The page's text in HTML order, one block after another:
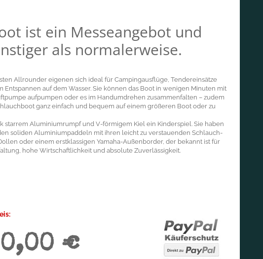
ist ein Messeangebot und
als normalerweise.
Allrounder eigenen sich ideal für Campingausflüge, Tendereinsätze
Entspannen auf dem Wasser. Sie können das Boot in wenigen Minuten mit
aufpumpen oder es im Handumdrehen zusammenfalten – zudem
ganz einfach und bequem auf einem größeren Boot oder zu
starrem Aluminiumrumpf und V-förmigem Kiel ein Kinderspiel. Sie haben
soliden Aluminiumpaddeln mit ihren leicht zu verstauenden Schlauch-
oder einem erstklassigen Yamaha-Außenborder, der bekannt ist für
hohe Wirtschaftlichkeit und absolute Zuverlässigkeit.
€